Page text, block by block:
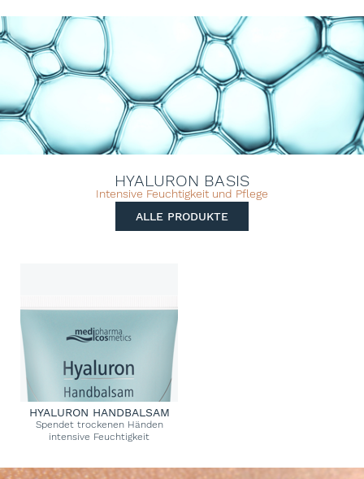
HYALURON BASIS
Intensive Feuchtigkeit und Pflege
ALLE PRODUKTE
HYALURON HANDBALSAM
Spendet trockenen Händen
intensive Feuchtigkeit